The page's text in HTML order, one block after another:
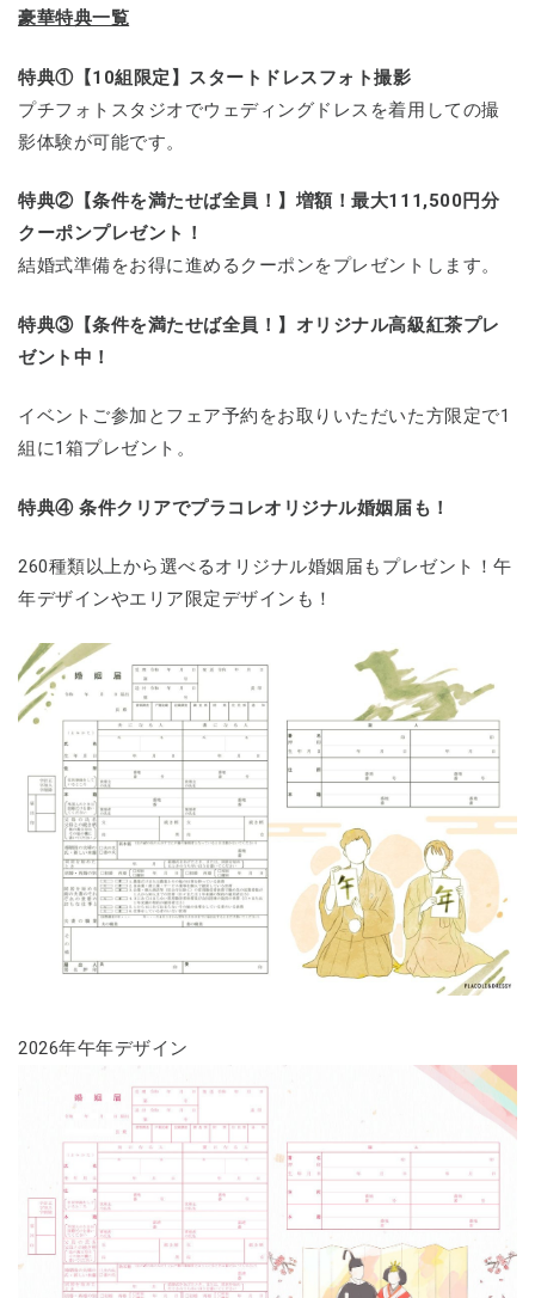
豪華特典一覧
特典①【10組限定】スタートドレスフォト撮影
プチフォトスタジオでウェディングドレスを着用しての撮
影体験が可能です。
特典②【条件を満たせば全員！】増額！最大111,500円分
クーポンプレゼント！
結婚式準備をお得に進めるクーポンをプレゼントします。
特典③【条件を満たせば全員！】オリジナル高級紅茶プレ
ゼント中！
イベントご参加とフェア予約をお取りいただいた方限定で1
組に1箱プレゼント。
特典④ 条件クリアでプラコレオリジナル婚姻届も！
260種類以上から選べるオリジナル婚姻届もプレゼント！午
年デザインやエリア限定デザインも！
2026年午年デザイン